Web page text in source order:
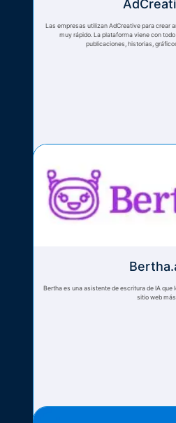
Las empresas utilizan AdCreative para crear
muy rápido. La plataforma viene con
publicaciones, historias,
Bertha es una asistente de escritura de IA que
sitio web más